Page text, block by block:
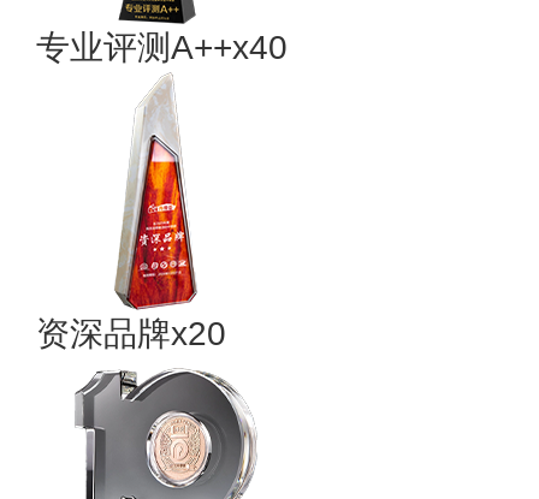
专业​评测A++x40
资深品牌x20